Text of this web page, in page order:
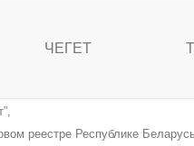
ЧЕГЕТ
реестре Республике